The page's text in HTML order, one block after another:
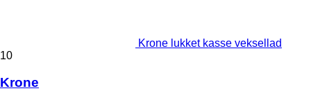
Krone lukket kasse veksellad
10
Krone